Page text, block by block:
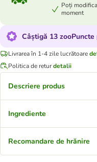
Poți
moment
Câștigă 13
Livrarea în 1-4 zile lucrătoare
Politica de returdetalii
Descriere produs
Ingrediente
Recomandare de hrănire